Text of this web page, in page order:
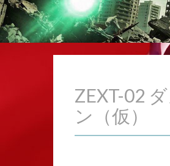
ZEXT-02
ン（仮）